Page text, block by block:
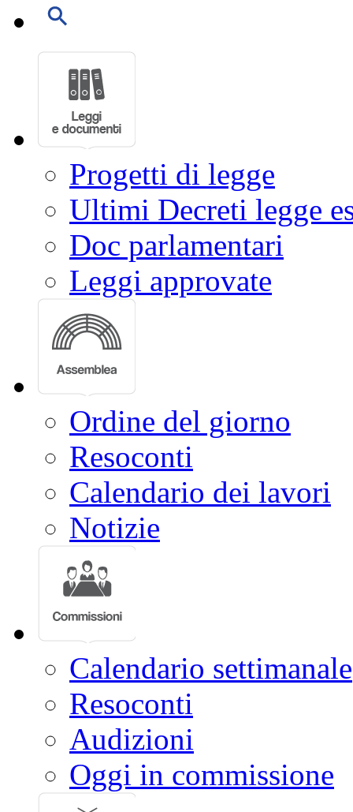
Progetti di legge
Ultimi Decreti legge
Doc parlamentari
Leggi approvate
Ordine del giorno
Resoconti
Calendario dei lavori
Notizie
Calendario settimanale
Resoconti
Audizioni
Oggi in commissione